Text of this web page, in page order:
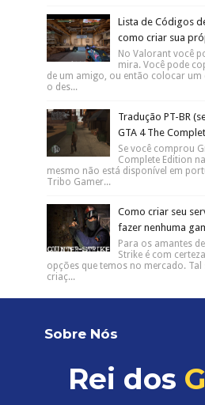
poder de mergulho para poder
Anfíbio, que consiste em invadi...
Download grátis
Resident Evil 4
Evil 4 não está em português.
Como acelerar ou
A ferramenta de
nova. Lá pelos idos
era comum
Lista de Códigos
como criar sua
No Valorant você
mira. Você pode
de um amigo, ou então colocar um
o des...
mesmo não está disponível em
Tribo Gamer...